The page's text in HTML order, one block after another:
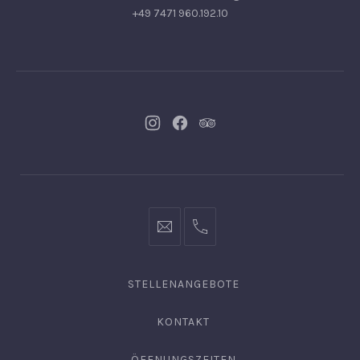
+49 7471 960.192.10
NeuesNeuesNeues
info@hofgut-0049747196019210
STELLENANGEBOTE
KONTAKT